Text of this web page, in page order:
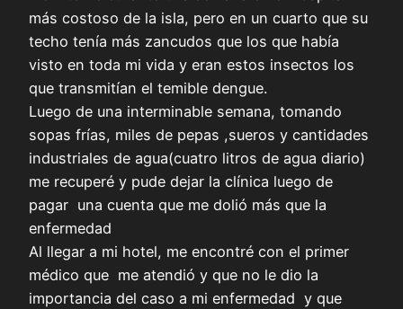
más costoso de la isla, pero en un cuarto que su
techo tenía más zancudos que los que había
visto en toda mi vida y eran estos insectos los
que transmitían el temible dengue.
Luego de una interminable semana, tomando
sopas frías, miles de pepas ,sueros y cantidades
industriales de agua(cuatro litros de agua diario)
me recuperé y pude dejar la clínica luego de
pagar una cuenta que me dolió más que la
enfermedad
Al llegar a mi hotel, me encontré con el primer
médico que me atendió y que no le dio la
importancia del caso a mi enfermedad y que